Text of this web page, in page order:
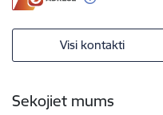
Visi kontakti
Sekojiet mums